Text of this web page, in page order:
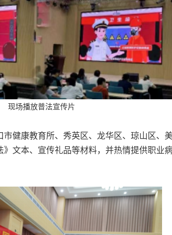
现场播放普法宣传片
健康教育所、秀英区、龙华区、琼山区、
文本、宣传礼品等材料，并热情提供职业